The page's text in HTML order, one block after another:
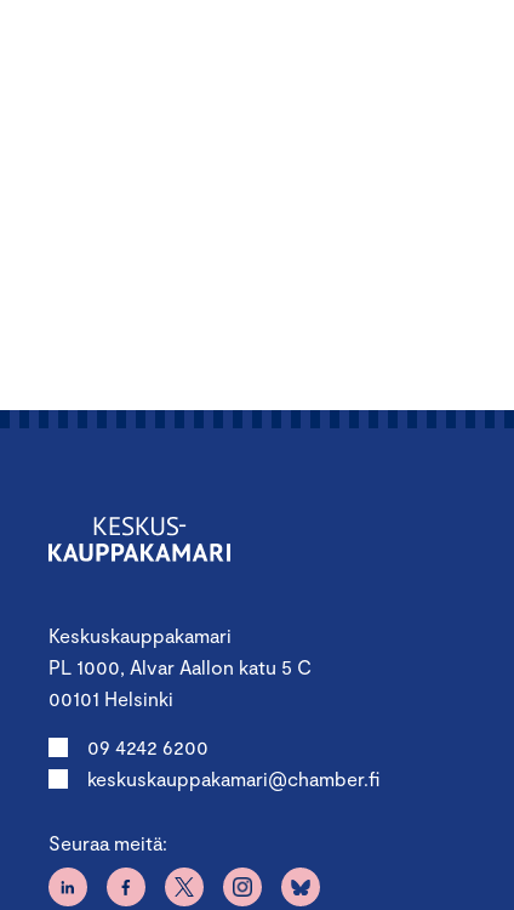
Keskuskauppakamari
PL 1000, Alvar Aallon katu 5 C
00101 Helsinki
09 4242 6200
keskuskauppakamari@chamber.fi
Seuraa meitä: